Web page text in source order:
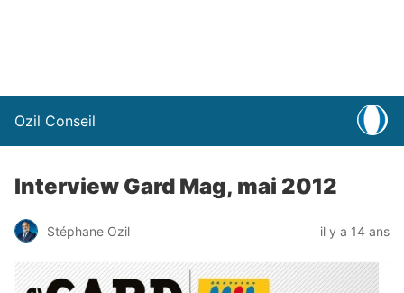
Ozil Conseil
Interview Gard Mag, mai 2012
Stéphane Ozil il y a 14 ans